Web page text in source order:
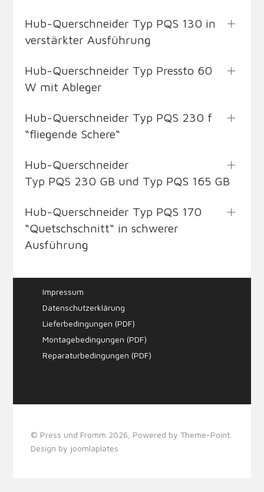
Hub-Querschneider Typ PQS 130 in
verstärkter Ausführung
Hub-Querschneider Typ Pressto 60
W mit Ableger
Hub-Querschneider Typ PQS 230 f
“fliegende Schere“
Hub-Querschneider
Typ PQS 230 GB und Typ PQS 165 GB
Hub-Querschneider Typ PQS 170
“Quetschschnitt“ in schwerer
Ausführung
Impressum
Datenschutzerklärung
Lieferbedingungen (PDF)
Montagebedingungen (PDF)
Reparaturbedingungen (PDF)
© Press und Fromm 2026, Powered by Theme-Point
Design by joomlaplates